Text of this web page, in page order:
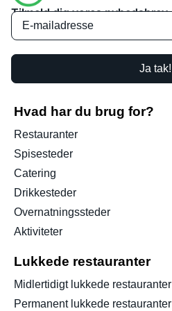
Tilmeld dig vores nyhedsbrev
Ja tak!
Hvad har du brug for?
Restauranter
Spisesteder
Catering
Drikkesteder
Overnatningssteder
Aktiviteter
Lukkede restauranter
Midlertidigt lukkede restauranter
Permanent lukkede restauranter